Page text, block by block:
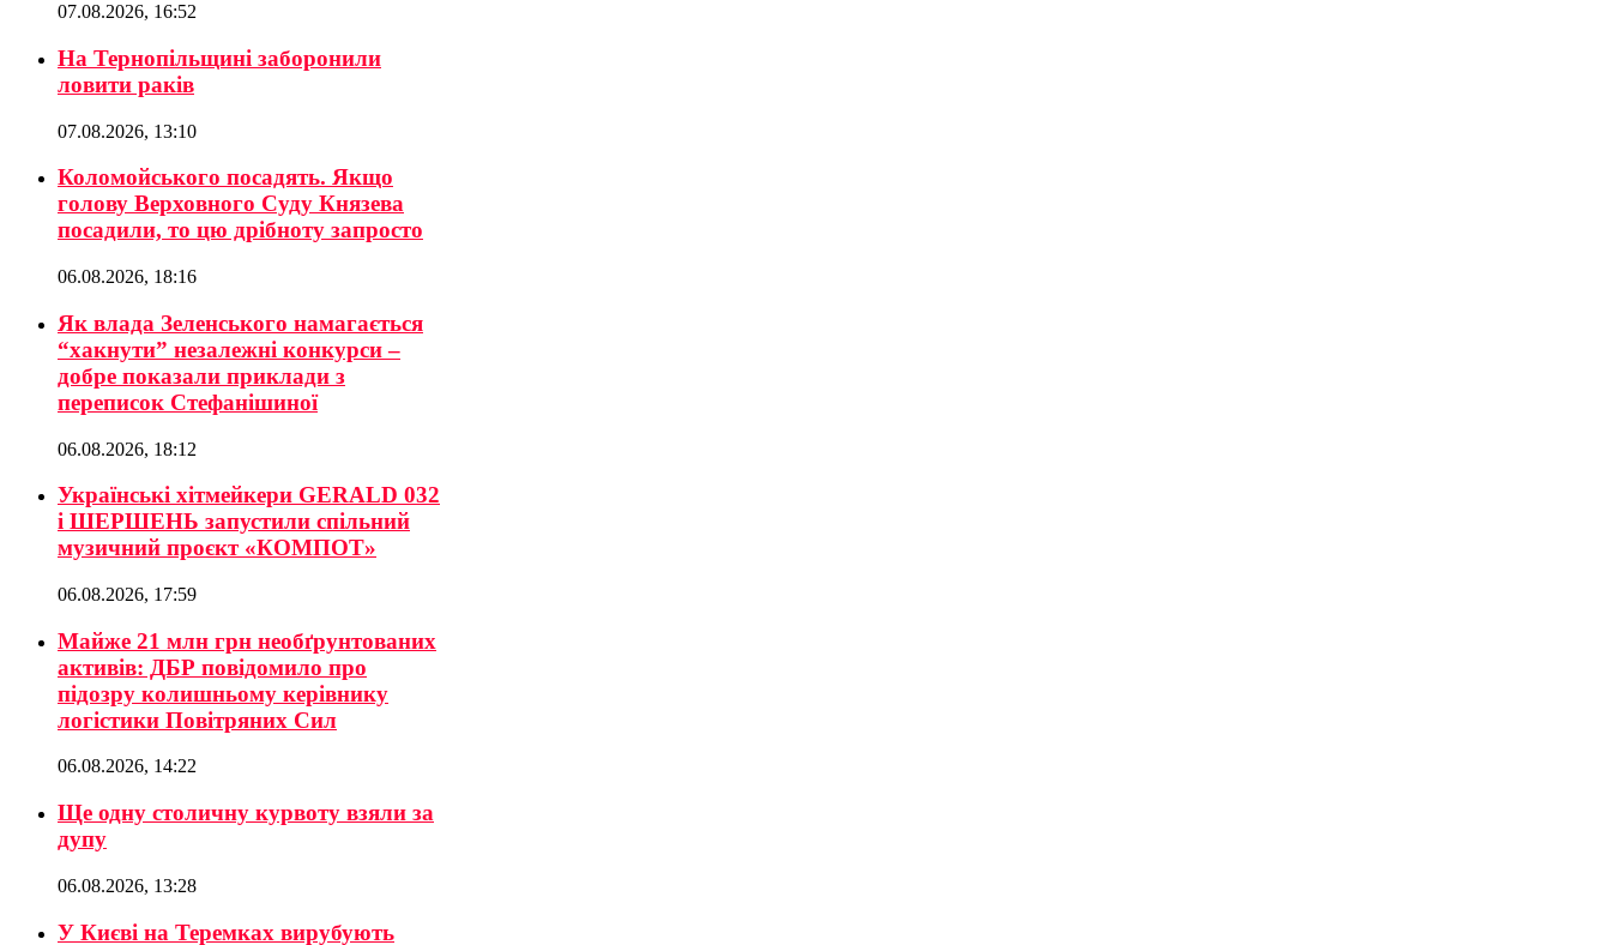
07.08.2026, 16:52
На Тернопільщині заборонили
ловити раків
07.08.2026, 13:10
Коломойського посадять. Якщо
голову Верховного Суду Князева
посадили, то цю дрібноту запросто
06.08.2026, 18:16
Як влада Зеленського намагається
“хакнути” незалежні конкурси –
добре показали приклади з
переписок Стефанішиної
06.08.2026, 18:12
Українські хітмейкери GERALD 032
і ШЕРШЕНЬ запустили спільний
музичний проєкт «КОМПОТ»
06.08.2026, 17:59
Майже 21 млн грн необґрунтованих
активів: ДБР повідомило про
підозру колишньому керівнику
логістики Повітряних Сил
06.08.2026, 14:22
Ще одну столичну курвоту взяли за
дупу
06.08.2026, 13:28
У Києві на Теремках вирубують